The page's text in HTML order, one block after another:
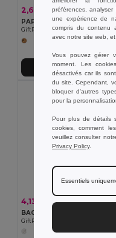
2,60 € 2,95 € -
GiftRetail MO9882
Ajouter au Panier
4,13 € 4,60 € -
BACOOL Sac réfrigérant en
GiftRetail MO7760
préférences,
une expérience de
compris du contenu
avec notre site web, et
Vous pouvez gérer
moment. Les
désactivés car ils
du site. Cependant,
bloquer d'autres
pour la
Pour plus de détails
cookies, comment
veuillez consulter
Privacy Policy.
Essentiels